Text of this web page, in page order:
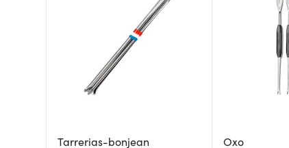
Tarrerias-bonjean Oxo